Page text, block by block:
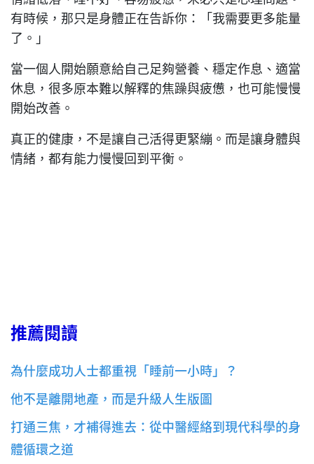
有時候，那只是身體正在告訴你：「我需要更多能量
了。」
當一個人開始願意給自己足夠營養、穩定作息、適當
休息，很多原本難以解釋的焦躁與疲憊，也可能慢慢
開始改善。
真正的健康，不是讓自己活得更緊繃。而是讓身體與
情緒，都有能力慢慢回到平衡。
推薦閱讀
為什麼成功人士都重視「睡前一小時」？
他不是離開地產，而是升級人生版圖
打通三焦，才補得進去：從中醫經絡到現代科學的身
體循環之道